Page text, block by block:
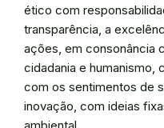
ético com
transparência, a
ações, em consonância
cidadania e humanismo,
com os sentimentos de
inovação, com ideias